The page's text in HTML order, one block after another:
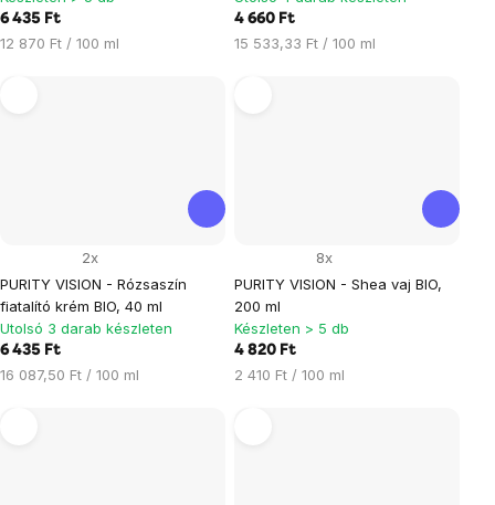
6 435 Ft
Egységár:
12 870 Ft / 100 ml
4 660 Ft
Egységár:
15 533,33 Ft / 100 ml
PURITY VISION - Rózsaszín
fiatalító krém BIO, 40 ml
2x
Utolsó 3 darab készleten
6 435 Ft
Egységár:
16 087,50 Ft / 100 ml
PURITY VISION - Shea vaj BIO,
200 ml
8x
Készleten > 5 db
4 820 Ft
Egységár:
2 410 Ft / 100 ml